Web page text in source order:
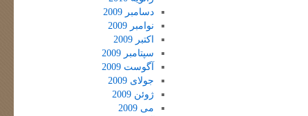
دسامبر 2009
نوامبر 2009
اکتبر 2009
سپتامبر 2009
آگوست 2009
جولای 2009
ژوئن 2009
می 2009